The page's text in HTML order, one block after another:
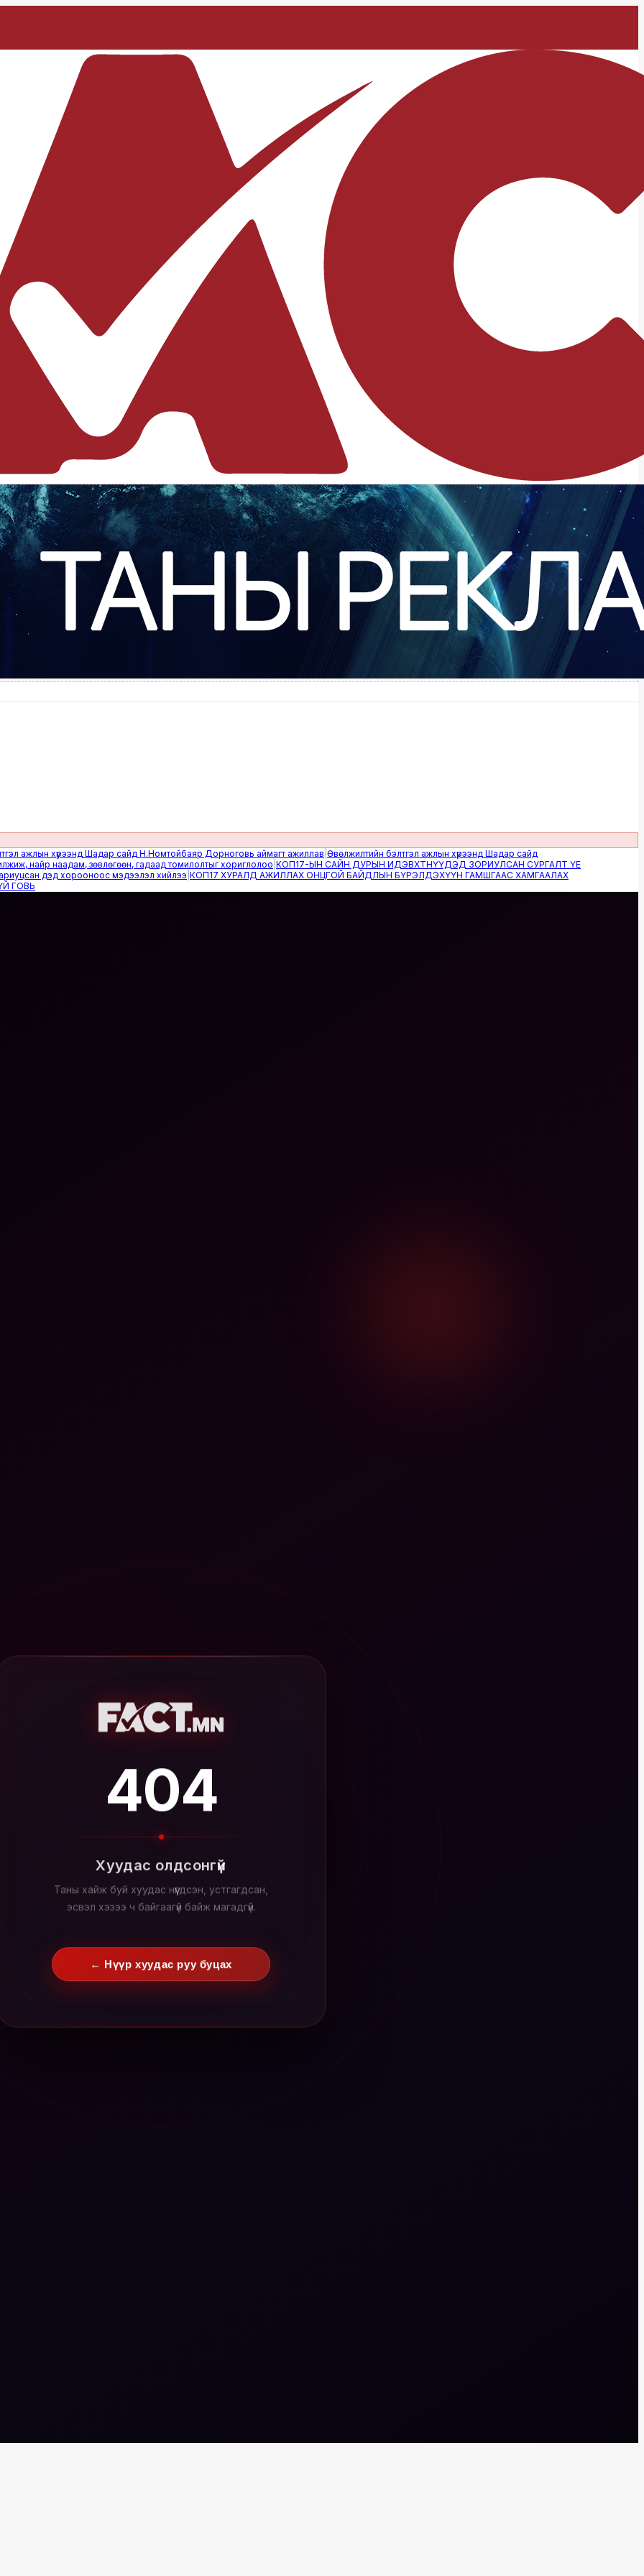
хүрээнд Шадар сайд Н.Номтойбаяр Дорноговь аймагт ажиллав|Өвөлжилтийн бэлтгэл ажлын хүрээнд Шадар сайд
наадам, зөвлөгөөн, гадаад томилолтыг хориглолоо|КОП17-ЫН САЙН ДУРЫН ИДЭВХТНҮҮДЭД ЗОРИУЛСАН СУРГАЛТ ҮЕ
дэд хорооноос мэдээлэл хийлээ|КОП17 ХУРАЛД АЖИЛЛАХ ОНЦГОЙ БАЙДЛЫН БҮРЭЛДЭХҮҮН ГАМШГААС ХАМГААЛАХ
404
Хуудас олдсонгүй
Таны хайж буй хуудас нүүгдсэн, устгагдсан,
эсвэл хэзээ ч байгаагүй байж магадгүй.
← Нүүр хуудас руу буцах